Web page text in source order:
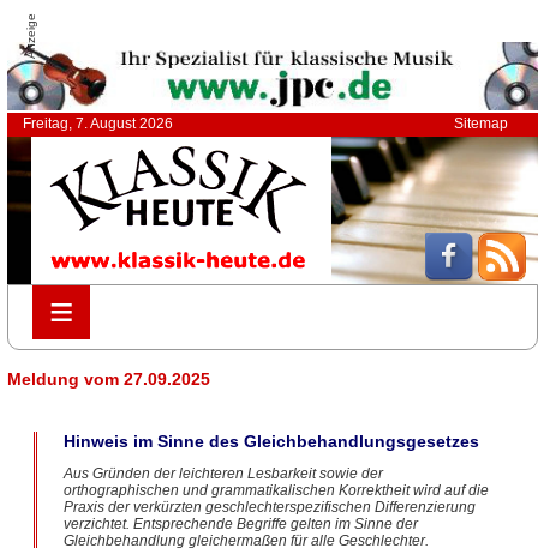
Anzeige
Freitag, 7. August 2026 Sitemap
≡
≡
Meldung vom 27.09.2025
Hinweis im Sinne des Gleichbehandlungsgesetzes
Aus Gründen der leichteren Lesbarkeit sowie der
orthographischen und grammatikalischen Korrektheit wird auf die
Praxis der verkürzten geschlechterspezifischen Differenzierung
verzichtet. Entsprechende Begriffe gelten im Sinne der
Gleichbehandlung gleichermaßen für alle Geschlechter.